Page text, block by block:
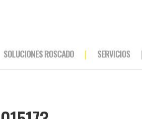
SOLUCIONES ROSCADO SERVICIOS